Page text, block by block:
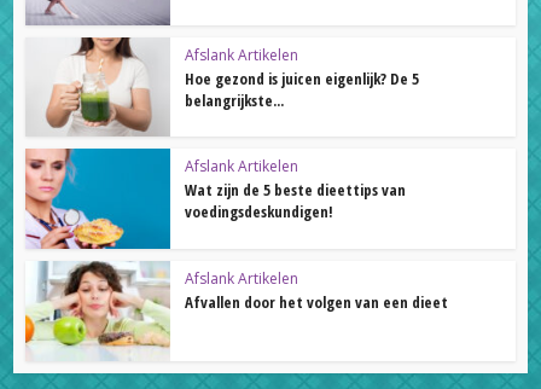
Afslank Artikelen
Hoe gezond is juicen eigenlijk? De 5
belangrijkste...
Afslank Artikelen
Wat zijn de 5 beste dieettips van
voedingsdeskundigen!
Afslank Artikelen
Afvallen door het volgen van een dieet